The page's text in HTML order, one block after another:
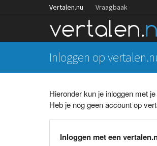
Vertalen.nu Vraagbaak
Inloggen op
Hieronder kun je inloggen met
Heb je nog geen account op
Inloggen met een